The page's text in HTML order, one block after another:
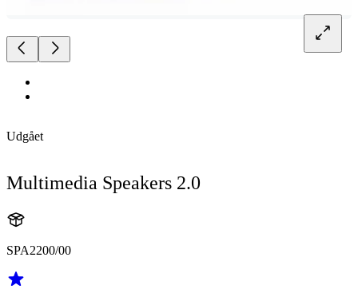
Udgået
Multimedia Speakers 2.0
SPA2200/00